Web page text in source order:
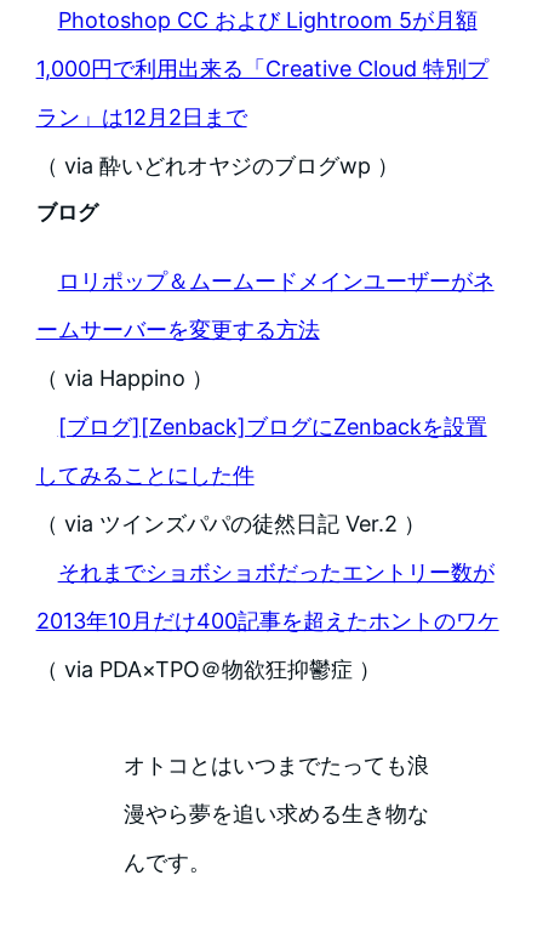
Photoshop CC および Lightroom 5が月額
1,000円で利用出来る「Creative Cloud 特別プ
ラン」は12月2日まで
（ via 酔いどれオヤジのブログwp ）
ブログ
ロリポップ＆ムームードメインユーザーがネ
ームサーバーを変更する方法
（ via Happino ）
[ブログ][Zenback]ブログにZenbackを設置
してみることにした件
（ via ツインズパパの徒然日記 Ver.2 ）
それまでショボショボだったエントリー数が
2013年10月だけ400記事を超えたホントのワケ
（ via PDA×TPO＠物欲狂抑鬱症 ）
オトコとはいつまでたっても浪
漫やら夢を追い求める生き物な
んです。